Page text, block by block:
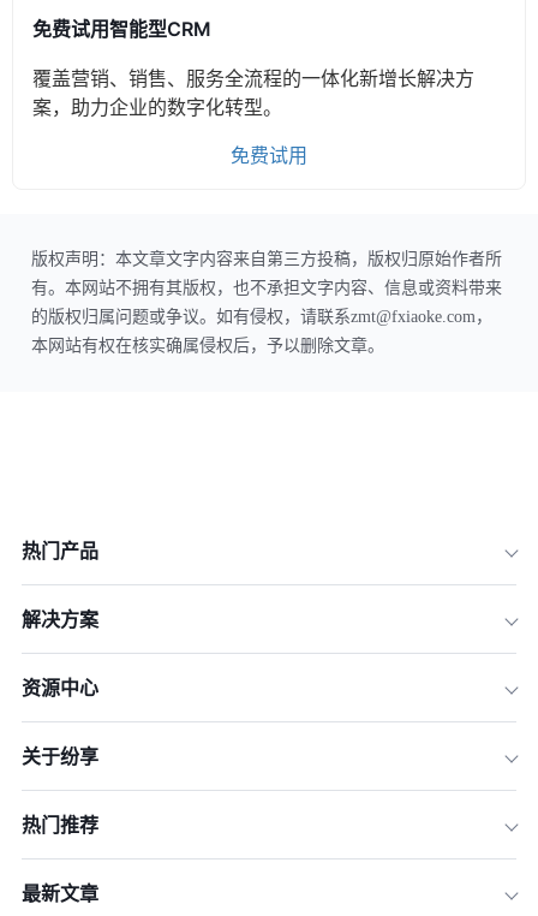
免费试用智能型CRM
覆盖营销、销售、服务全流程的一体化新增长解决方
案，助力企业的数字化转型。
免费试用
版权声明：本文章文字内容来自第三方投稿，版权归原始作者所
有。本网站不拥有其版权，也不承担文字内容、信息或资料带来
的版权归属问题或争议。如有侵权，请联系zmt@fxiaoke.com，
本网站有权在核实确属侵权后，予以删除文章。
热门产品
解决方案
资源中心
关于纷享
热门推荐
最新文章